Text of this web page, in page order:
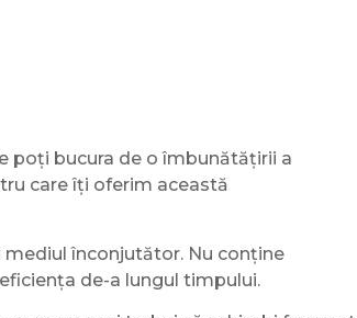
poți bucura de o îmbunătățirii a
care îți oferim această
mediul înconjutător. Nu conține
de-a lungul timpului.